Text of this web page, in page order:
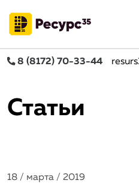
8 (8172) 70-33-44
Статьи
18 / марта / 2019